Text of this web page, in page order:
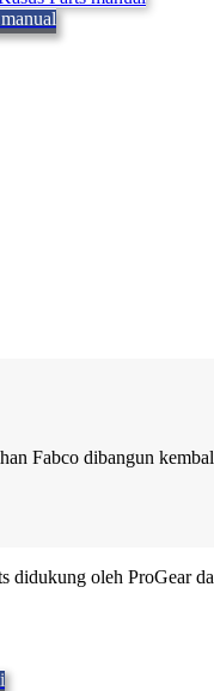
Fabco dibangun